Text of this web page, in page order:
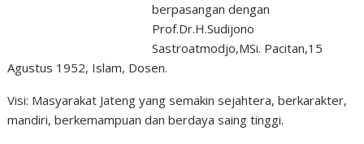
berpasangan dengan
Prof.Dr.H.Sudijono
Sastroatmodjo,MSi. Pacitan,15
Agustus 1952, Islam, Dosen.
Visi: Masyarakat Jateng yang semakin sejahtera, berkarakter,
mandiri, berkemampuan dan berdaya saing tinggi.